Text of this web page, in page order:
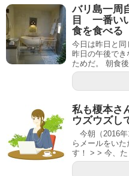
バリ島一周
目 一番い
食を食べる
今日は昨日と同
昨日の午後でき
ためだ。 朝食
私も榎本さ
ウズウズし
今朝（2016年
らメールをい
す！ > > 今、た